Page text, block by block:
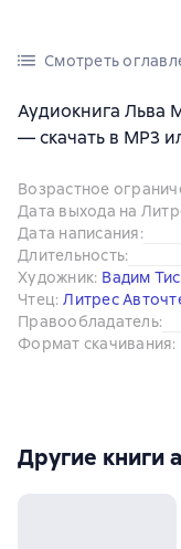
Смотреть
Аудиокнига Льва
— скачать в MP3
Возрастное
Дата выхода на
Дата написания:
Длительность:
Художник: Вадим
Чтец: Литрес
Правообладатель:
Формат скачивания:
Другие книги